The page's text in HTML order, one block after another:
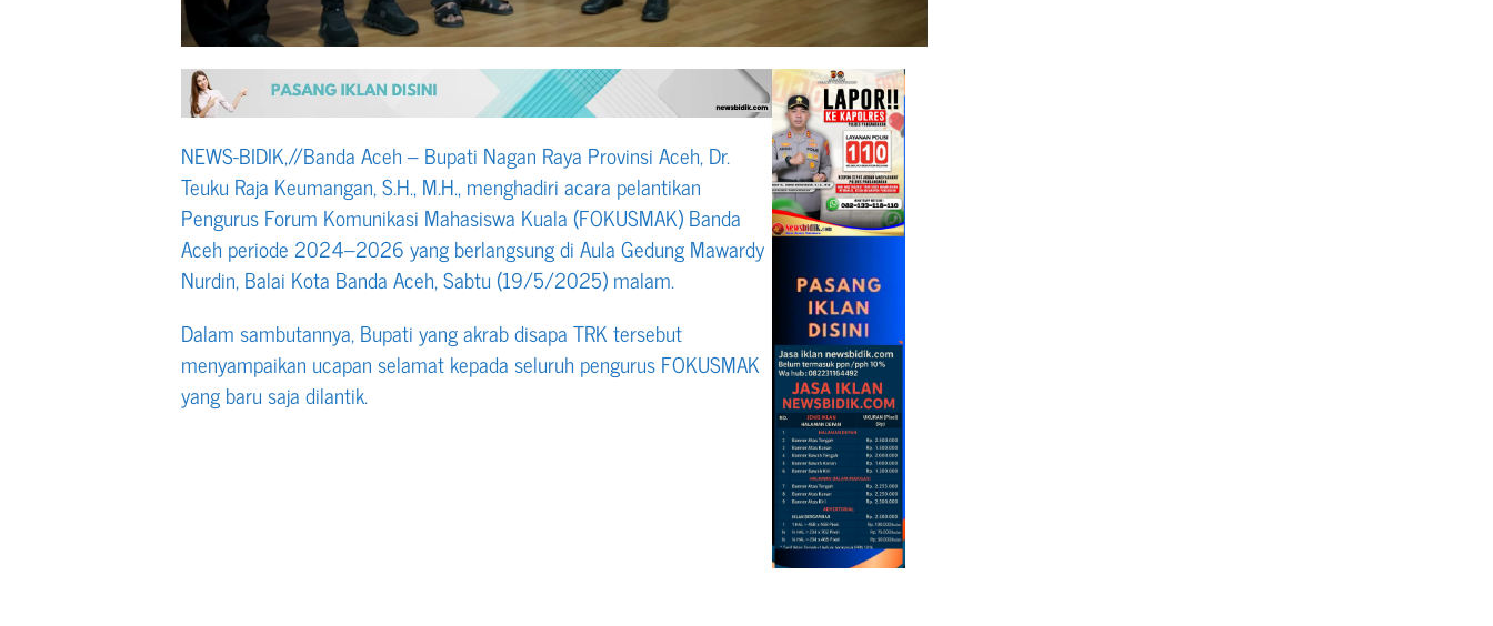
NEWS-BIDIK,//Banda Aceh – Bupati Nagan Raya Provinsi Aceh, Dr.
Teuku Raja Keumangan, S.H., M.H., menghadiri acara pelantikan
Pengurus Forum Komunikasi Mahasiswa Kuala (FOKUSMAK) Banda
Aceh periode 2024–2026 yang berlangsung di Aula Gedung Mawardy
Nurdin, Balai Kota Banda Aceh, Sabtu (19/5/2025) malam.
Dalam sambutannya, Bupati yang akrab disapa TRK tersebut
menyampaikan ucapan selamat kepada seluruh pengurus FOKUSMAK
yang baru saja dilantik.